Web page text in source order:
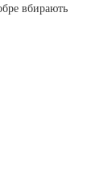
вбирають